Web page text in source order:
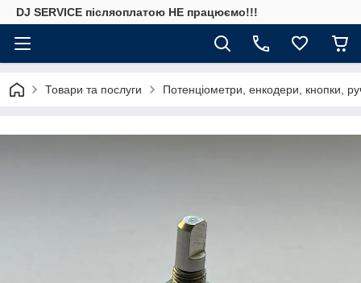
DJ SERVICE пiсляоплатою НЕ працюємо!!!
Товари та послуги Потенціометри, енкодери, кнопки,